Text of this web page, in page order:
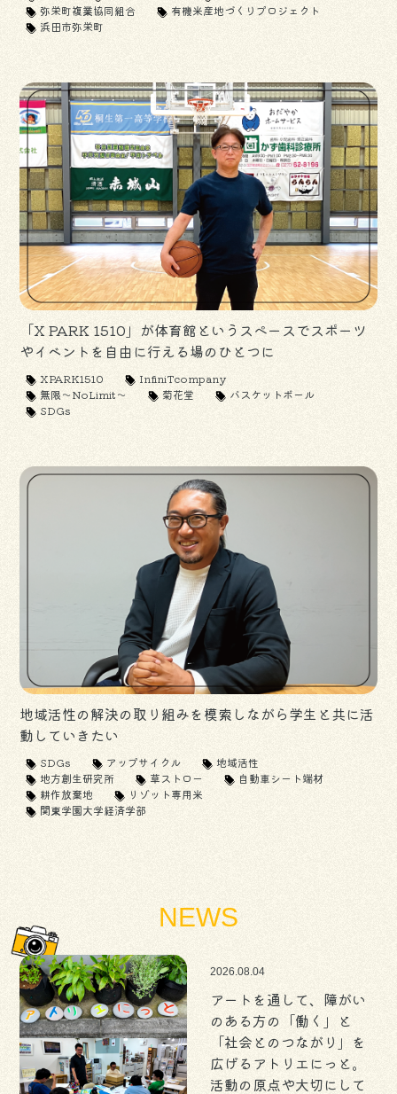
弥栄町複業協同組合
有機米産地づくりプロジェクト
浜田市弥栄町
「X PARK 1510」が体育館というスペースでスポーツ
やイベントを自由に行える場のひとつに
XPARK1510
InfiniTcompany
無限～NoLimit～
菊花堂
バスケットボール
SDGs
地域活性の解決の取り組みを模索しながら学生と共に活
動していきたい
SDGs アップサイクル
地域活性
地方創生研究所
草ストロー
自動車シート端材
耕作放棄地
リゾット専用米
関東学園大学経済学部
NEWS
2026.08.04
アートを通して、障がい
のある方の「働く」と
「社会とのつながり」を
広げるアトリエにっと。
活動の原点や大切にして